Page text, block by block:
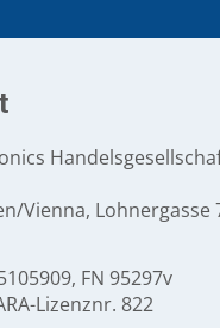
Vienna, Lohnergasse
FN 95297v
Lizenznr. 822